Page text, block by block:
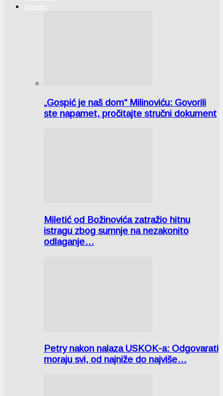
Gospić
„Gospić je naš dom“ Milinoviću: Govorili
ste napamet, pročitajte stručni dokument
Miletić od Božinovića zatražio hitnu
istragu zbog sumnje na nezakonito
odlaganje…
Petry nakon nalaza USKOK-a: Odgovarati
moraju svi, od najniže do najviše…